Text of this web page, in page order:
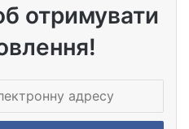
отримувати